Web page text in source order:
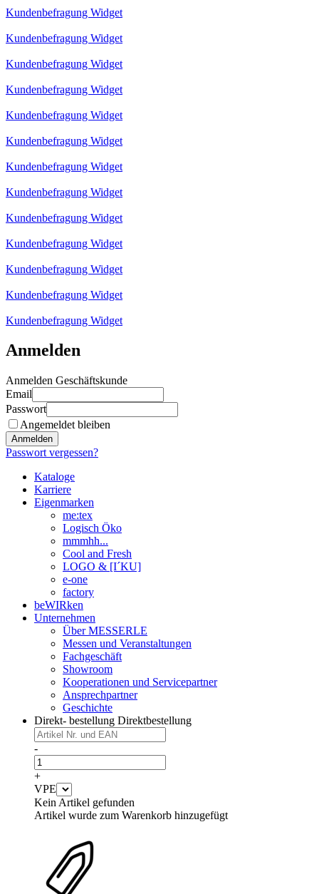
Kundenbefragung Widget
Kundenbefragung Widget
Kundenbefragung Widget
Kundenbefragung Widget
Kundenbefragung Widget
Kundenbefragung Widget
Kundenbefragung Widget
Kundenbefragung Widget
Kundenbefragung Widget
Kundenbefragung Widget
Kundenbefragung Widget
Kundenbefragung Widget
Kundenbefragung Widget
Anmelden
Anmelden Geschäftskunde
Email
Passwort
Angemeldet bleiben
Anmelden
Passwort vergessen?
Kataloge
Karriere
Eigenmarken
me:tex
Logisch Öko
mmmhh...
Cool and Fresh
LOGO & [I´KU]
e-one
factory
beWIRken
Unternehmen
Über MESSERLE
Messen und Veranstaltungen
Fachgeschäft
Showroom
Kooperationen und Servicepartner
Ansprechpartner
Geschichte
Direkt- bestellung Direktbestellung
-
+
VPE
Kein Artikel gefunden
Artikel wurde zum Warenkorb hinzugefügt